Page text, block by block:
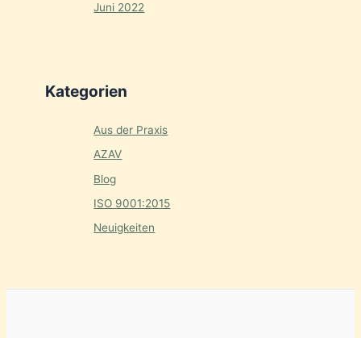
Juni 2022
Kategorien
Aus der Praxis
AZAV
Blog
ISO 9001:2015
Neuigkeiten